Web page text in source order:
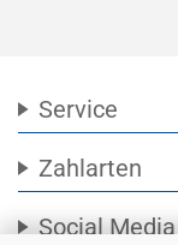
Service
Zahlarten
Social Media